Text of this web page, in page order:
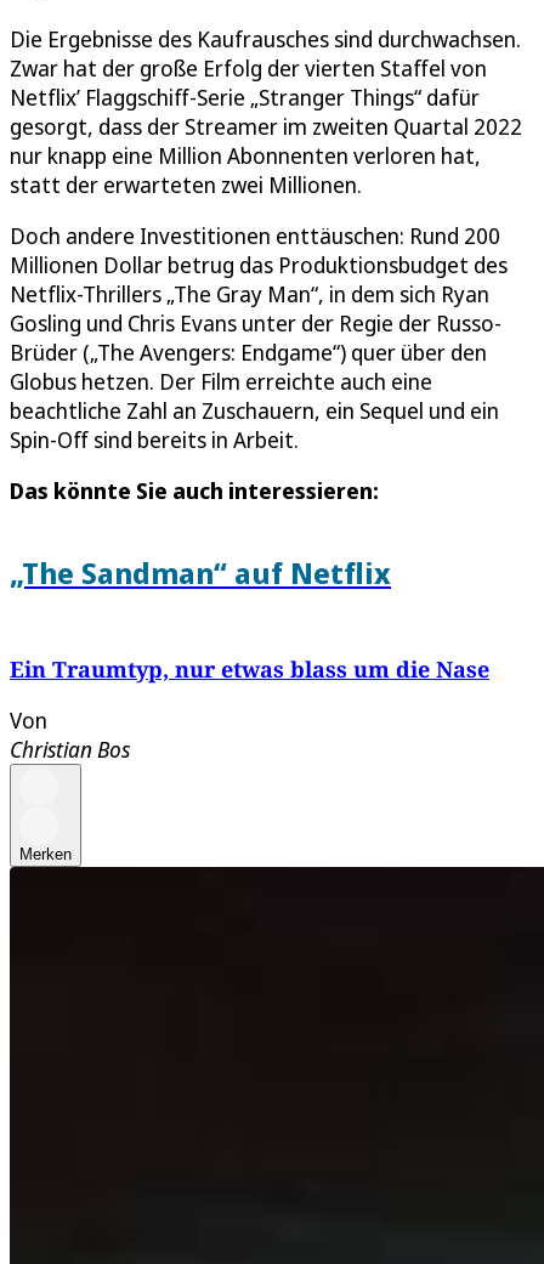
Die Ergebnisse des Kaufrausches sind durchwachsen.
Zwar hat der große Erfolg der vierten Staffel von
Netflix’ Flaggschiff-Serie „Stranger Things“ dafür
gesorgt, dass der Streamer im zweiten Quartal 2022
nur knapp eine Million Abonnenten verloren hat,
statt der erwarteten zwei Millionen.
Doch andere Investitionen enttäuschen: Rund 200
Millionen Dollar betrug das Produktionsbudget des
Netflix-Thrillers „The Gray Man“, in dem sich Ryan
Gosling und Chris Evans unter der Regie der Russo-
Brüder („The Avengers: Endgame“) quer über den
Globus hetzen. Der Film erreichte auch eine
beachtliche Zahl an Zuschauern, ein Sequel und ein
Spin-Off sind bereits in Arbeit.
Das könnte Sie auch interessieren:
„The Sandman“ auf Netflix
Ein Traumtyp, nur etwas blass um die Nase
Von
Christian Bos
Merken